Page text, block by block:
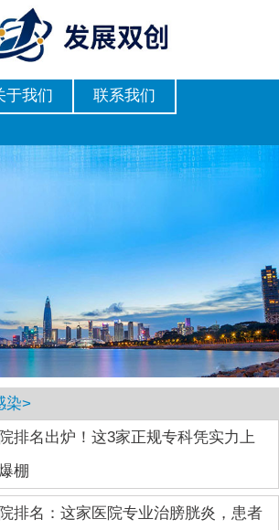
于我们 联系我们
染>
排名出炉！这3家正规专科凭实力上
棚
排名：这家医院专业治膀胱炎，患者